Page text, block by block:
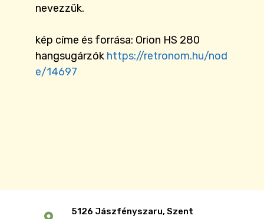
nevezzük.
kép címe és forrása: Orion HS 280
hangsugárzók https://retronom.hu/nod
e/14697
5126 Jászfényszaru, Szent